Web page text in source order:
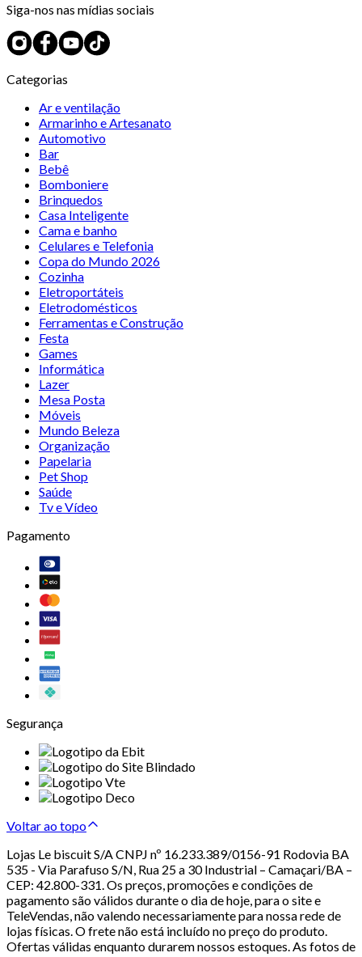
Siga-nos nas mídias sociais
Categorias
Ar e ventilação
Armarinho e Artesanato
Automotivo
Bar
Bebê
Bomboniere
Brinquedos
Casa Inteligente
Cama e banho
Celulares e Telefonia
Copa do Mundo 2026
Cozinha
Eletroportáteis
Eletrodomésticos
Ferramentas e Construção
Festa
Games
Informática
Lazer
Mesa Posta
Móveis
Mundo Beleza
Organização
Papelaria
Pet Shop
Saúde
Tv e Vídeo
Pagamento
Segurança
Voltar ao topo
Lojas Le biscuit S/A CNPJ nº 16.233.389/0156-91 Rodovia BA
535 - Via Parafuso S/N, Rua 25 a 30 Industrial – Camaçari/BA –
CEP: 42.800-331. Os preços, promoções e condições de
pagamento são válidos durante o dia de hoje, para o site e
TeleVendas, não valendo necessariamente para nossa rede de
lojas físicas. O frete não está incluído no preço do produto.
Ofertas válidas enquanto durarem nossos estoques. As fotos de